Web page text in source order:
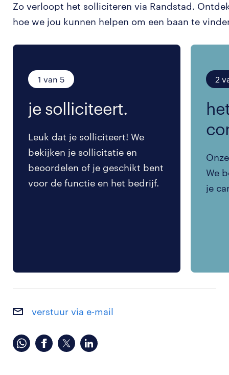
Zo verloopt het solliciteren via Randstad.
hoe we jou kunnen helpen om een baan te
1 van 5
je solliciteert.
Leuk dat je solliciteert! We
bekijken je sollicitatie en
beoordelen of je geschikt bent
voor de functie en het bedrijf.
2
We
je
verstuur via e-mail